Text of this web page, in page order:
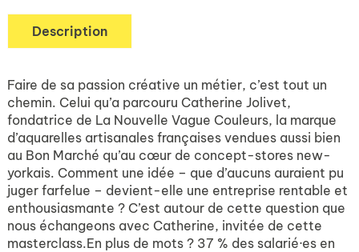
Description
Faire de sa passion créative un métier, c’est tout un
chemin. Celui qu’a parcouru Catherine Jolivet,
fondatrice de La Nouvelle Vague Couleurs, la marque
d’aquarelles artisanales françaises vendues aussi bien
au Bon Marché qu’au cœur de concept-stores new-
yorkais. Comment une idée – que d’aucuns auraient pu
juger farfelue – devient-elle une entreprise rentable et
enthousiasmante ? C’est autour de cette question que
nous échangeons avec Catherine, invitée de cette
masterclass.En plus de mots ? 37 % des salarié·es en